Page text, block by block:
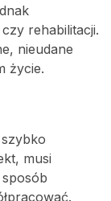
rehabilitacji.
nieudane
życie.
musi